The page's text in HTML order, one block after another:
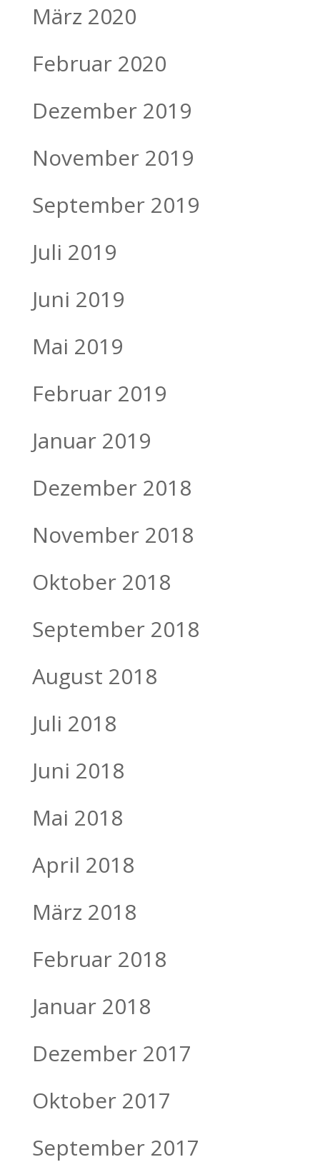
März 2020
Februar 2020
Dezember 2019
November 2019
September 2019
Juli 2019
Juni 2019
Mai 2019
Februar 2019
Januar 2019
Dezember 2018
November 2018
Oktober 2018
September 2018
August 2018
Juli 2018
Juni 2018
Mai 2018
April 2018
März 2018
Februar 2018
Januar 2018
Dezember 2017
Oktober 2017
September 2017